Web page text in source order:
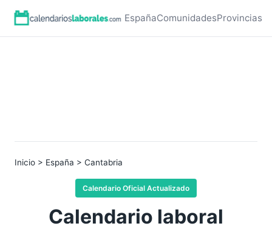
EspañaComunidadesProvincias
Inicio > España > Cantabria
Calendario Oficial Actualizado
Calendario laboral